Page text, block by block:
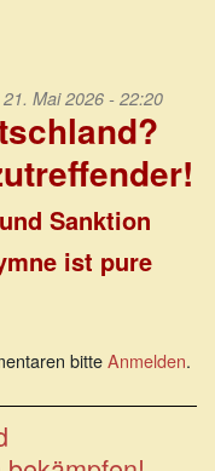
Mai 2026 - 22:20
Sanktion
ist pure
bitteAnmelden.